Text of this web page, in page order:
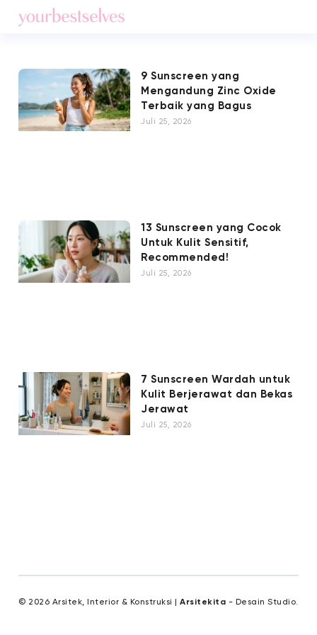
9 Sunscreen yang
Mengandung Zinc Oxide
Terbaik yang Bagus
Juli 25, 2026
13 Sunscreen yang Cocok
Untuk Kulit Sensitif,
Recommended!
Juli 25, 2026
7 Sunscreen Wardah untuk
Kulit Berjerawat dan Bekas
Jerawat
Juli 25, 2026
© 2026 Arsitek, Interior & Konstruksi |Arsitekita - Desain Studio.